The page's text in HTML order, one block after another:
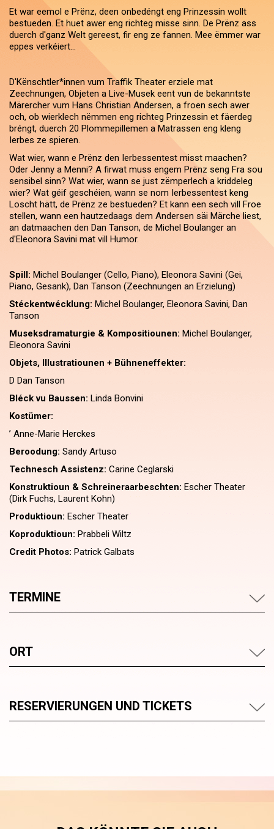
Et war eemol e Prënz, deen onbedéngt eng Prinzessin wollt
bestueden. Et huet awer eng richteg misse sinn. De Prënz ass
duerch d'ganz Welt gereest, fir eng ze fannen. Mee ëmmer war
eppes verkéiert...
D'Kënschtler*innen vum Traffik Theater erziele mat
Zeechnungen, Objeten a Live-Musek eent vun de bekanntste
Märercher vum Hans Christian Andersen, a froen sech awer
och, ob wierklech nëmmen eng richteg Prinzessin et fäerdeg
bréngt, duerch 20 Plommepillemen a Matrassen eng kleng
Ierbes ze spieren.
Wat wier, wann e Prënz den Ierbessentest misst maachen?
Oder Jenny a Menni? A firwat muss engem Prënz seng Fra sou
sensibel sinn? Wat wier, wann se just zëmperlech a kriddeleg
wier? Wat géif geschéien, wann se nom Ierbessentest keng
Loscht hätt, de Prënz ze bestueden? Et kann een sech vill Froe
stellen, wann een hautzedaags dem Andersen säi Märche liest,
an datmaachen den Dan Tanson, de Michel Boulanger an
d'Eleonora Savini mat vill Humor.
Spill: Michel Boulanger (Cello, Piano), Eleonora Savini (Gei,
Piano, Gesank), Dan Tanson (Zeechnungen an Erzielung)
Stéckentwécklung: Michel Boulanger, Eleonora Savini, Dan
Tanson
Museksdramaturgie & Kompositiounen: Michel Boulanger,
Eleonora Savini
Objets, Illustratiounen + Bühneneffekter:
D Dan Tanson
Bléck vu Baussen: Linda Bonvini
Kostümer:
’ Anne-Marie Herckes
Beroodung: Sandy Artuso
Technesch Assistenz: Carine Ceglarski
Konstruktioun & Schreineraarbeschten: Escher Theater
(Dirk Fuchs, Laurent Kohn)
Produktioun: Escher Theater
Koproduktioun: Prabbeli Wiltz
Credit Photos: Patrick Galbats
TERMINE
ORT
RESERVIERUNGEN UND TICKETS